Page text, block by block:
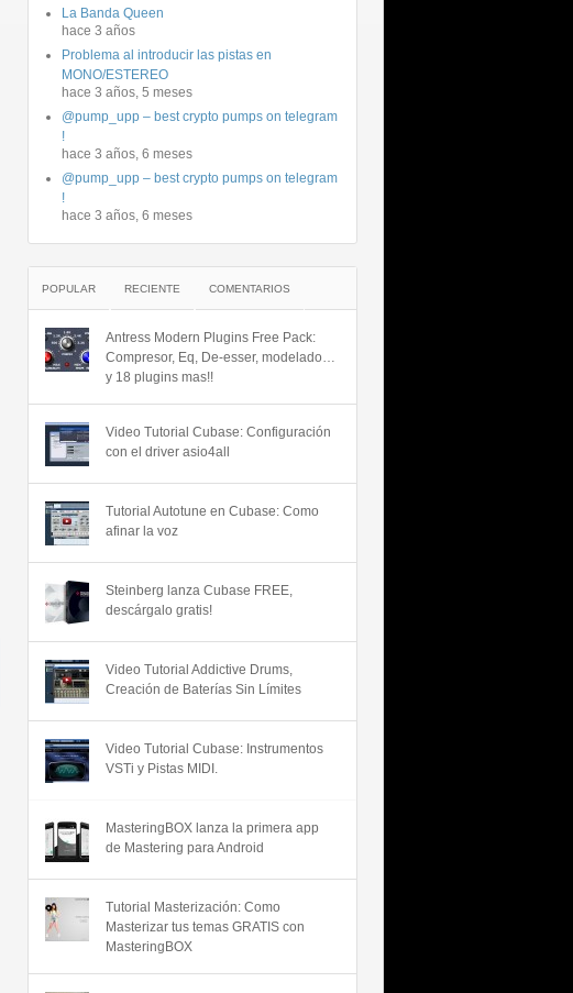
La Banda Queen
hace 3 años
Problema al introducir las pistas en
MONO/ESTEREO
hace 3 años, 5 meses
@pump_upp – best crypto pumps on telegram
!
hace 3 años, 6 meses
@pump_upp – best crypto pumps on telegram
!
hace 3 años, 6 meses
POPULAR RECIENTE COMENTARIOS
Antress Modern Plugins Free Pack:
Compresor, Eq, De-esser, modelado…
y 18 plugins mas!!
Video Tutorial Cubase: Configuración
con el driver asio4all
Tutorial Autotune en Cubase: Como
afinar la voz
Steinberg lanza Cubase FREE,
descárgalo gratis!
Video Tutorial Addictive Drums,
Creación de Baterías Sin Límites
Video Tutorial Cubase: Instrumentos
VSTi y Pistas MIDI.
MasteringBOX lanza la primera app
de Mastering para Android
Tutorial Masterización: Como
Masterizar tus temas GRATIS con
MasteringBOX